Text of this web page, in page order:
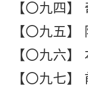
【〇九四
【〇九五
【〇九六
【〇九七